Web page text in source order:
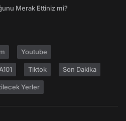
Merak Ettiniz mi?
Youtube
Tiktok Son Dakika
Yerler